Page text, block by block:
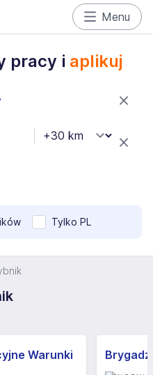
Menu
pracy i aplikuj
Tylko PL
Warunki